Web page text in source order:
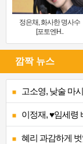
정은채, 화사한 명사수
[포토엔H..
깜짝 뉴스
고소영, 낮술 마
이정재, ♥임세령
혜리 과감하게